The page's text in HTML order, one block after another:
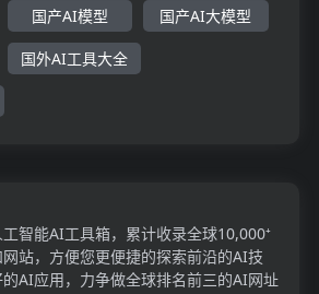
国产AI模型 国产AI大模型
国外AI工具大全
智能AI工具箱，累计收录全球10,000⁺
站，方便您更便捷的探索前沿的AI技
AI应用，力争做全球排名前三的AI网址